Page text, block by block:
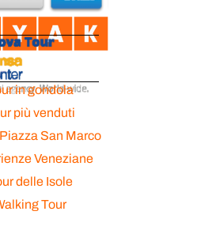
in gondola
più venduti
San Marco
Veneziane
delle Isole
Tour